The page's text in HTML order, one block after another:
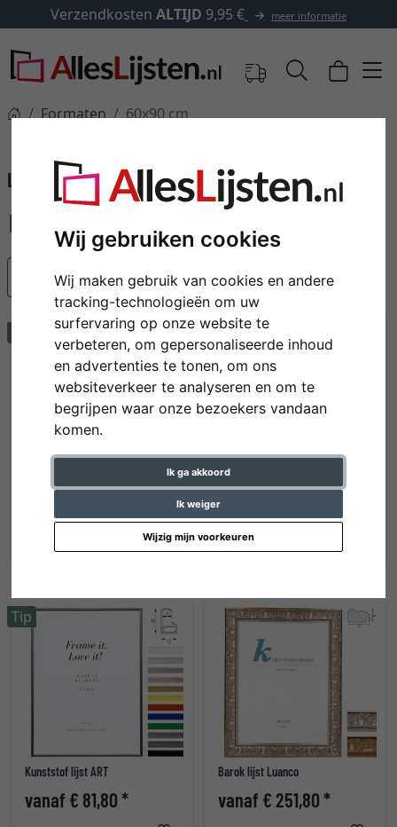
Wij gebruiken cookies
Wij maken gebruik van cookies en andere
tracking-technologieën om uw
surfervaring op onze website te
verbeteren, om gepersonaliseerde inhoud
en advertenties te tonen, om ons
websiteverkeer te analyseren en om te
begrijpen waar onze bezoekers vandaan
komen.
Ik ga akkoord
Ik weiger
Wijzig mijn voorkeuren
meer informatie ✓500.000 artikelen om uit
Formaten 60x90 cm
Lijsten 60 x 90 cm
Populariteit
Aluminium lijst Econ hoekig
vanaf € 94,70 *
Kunststof lijst New Lifestyle
vanaf € 46,90 *
Kunststof lijst ART
vanaf € 81,80 *
Tip
Barok lijst Luanco
vanaf € 251,80 *